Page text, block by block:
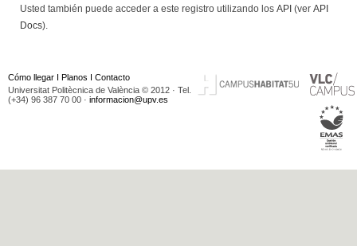
Usted también puede acceder a este registro utilizando los API (ver API
Docs).
Cómo llegar I Planos I Contacto
Universitat Politècnica de València © 2012 · Tel.
(+34) 96 387 70 00 · informacion@upv.es